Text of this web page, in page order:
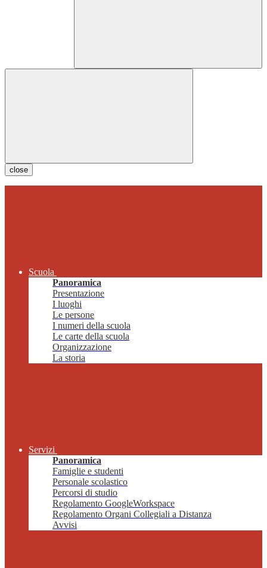
close
Scuola
Panoramica
Presentazione
I luoghi
Le persone
I numeri della scuola
Le carte della scuola
Organizzazione
La storia
Servizi
Panoramica
Famiglie e studenti
Personale scolastico
Percorsi di studio
Regolamento GoogleWorkspace
Regolamento Organi Collegiali a Distanza
Avvisi